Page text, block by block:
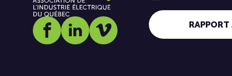
Social media link icon-facebook
Social media link icon-linkedin
Social media link icon-vimeo